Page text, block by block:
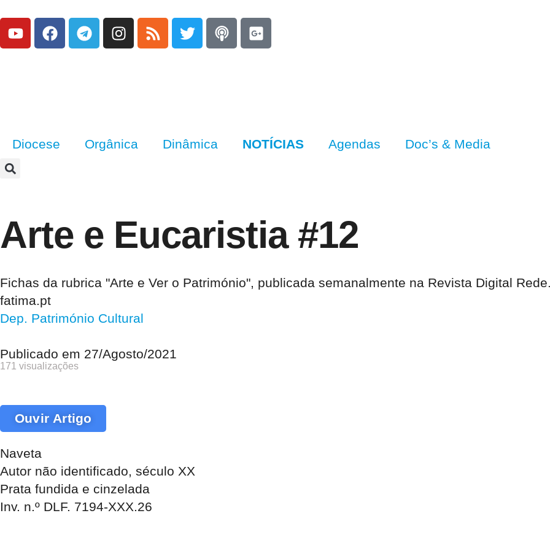
Diocese Orgânica Dinâmica NOTÍCIAS Agendas Doc’s & Media
Arte e Eucaristia #12
Fichas da rubrica "Arte e Ver o Património", publicada semanalmente na Revista Digital
fatima.pt
Dep. Património Cultural
Publicado em 27/Agosto/2021
171 visualizações
Ouvir Artigo
Naveta
Autor não identificado, século XX
Prata fundida e cinzelada
Inv. n.º DLF. 7194-XXX.26